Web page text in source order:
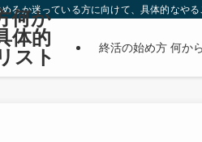
るか迷っている方に向けて、具体的なや
何か
体的
スト
終活の始め方 何か